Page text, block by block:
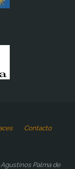
Contacto
Palma de